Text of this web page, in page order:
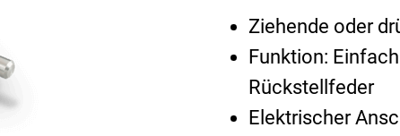
Ziehende oder
Funktion:
Rückstellfeder
Elektrischer